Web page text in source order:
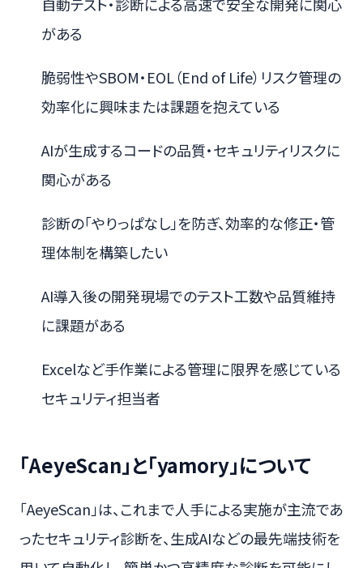
自動テスト・診断による高速で安全な開発に関心
がある
脆弱性やSBOM・EOL（End of Life）リスク管理の
効率化に興味または課題を抱えている
AIが生成するコードの品質・セキュリティリスクに
関心がある
診断の「やりっぱなし」を防ぎ、効率的な修正・管
理体制を構築したい
AI導入後の開発現場でのテスト工数や品質維持
に課題がある
Excelなど手作業による管理に限界を感じている
セキュリティ担当者
「AeyeScan」と「yamory」について
「AeyeScan」は、これまで人手による実施が主流であ
ったセキュリティ診断を、生成AIなどの最先端技術を